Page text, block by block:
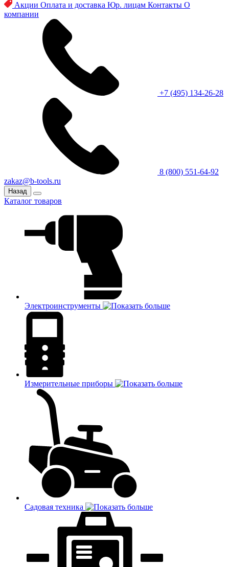
Акции Оплата и доставка Юр. лицам Контакты О
компании
+7 (495) 134-26-28
8 (800) 551-64-92
zakaz@b-tools.ru
Назад
Каталог товаров
Электроинструменты
Измерительные приборы
Садовая техника